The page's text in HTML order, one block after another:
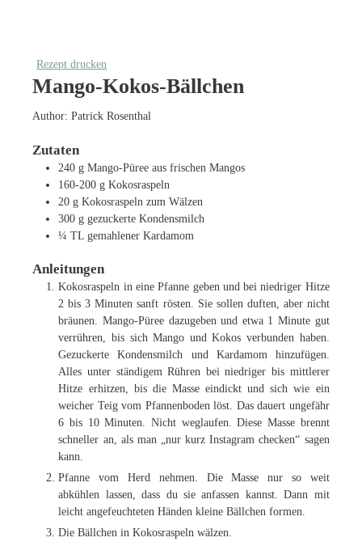
Rezept drucken
Mango-Kokos-Bällchen
Author:Patrick Rosenthal
Zutaten
240 g Mango-Püree aus frischen Mangos
160-200 g Kokosraspeln
20 g Kokosraspeln zum Wälzen
300 g gezuckerte Kondensmilch
¼ TL gemahlener Kardamom
Anleitungen
Kokosraspeln in eine Pfanne geben und bei niedriger Hitze
2 bis 3 Minuten sanft rösten. Sie sollen duften, aber nicht
bräunen. Mango-Püree dazugeben und etwa 1 Minute gut
verrühren, bis sich Mango und Kokos verbunden haben.
Gezuckerte Kondensmilch und Kardamom hinzufügen.
Alles unter ständigem Rühren bei niedriger bis mittlerer
Hitze erhitzen, bis die Masse eindickt und sich wie ein
weicher Teig vom Pfannenboden löst. Das dauert ungefähr
6 bis 10 Minuten. Nicht weglaufen. Diese Masse brennt
schneller an, als man „nur kurz Instagram checken“ sagen
kann.
Pfanne vom Herd nehmen. Die Masse nur so weit
abkühlen lassen, dass du sie anfassen kannst. Dann mit
leicht angefeuchteten Händen kleine Bällchen formen.
Die Bällchen in Kokosraspeln wälzen.